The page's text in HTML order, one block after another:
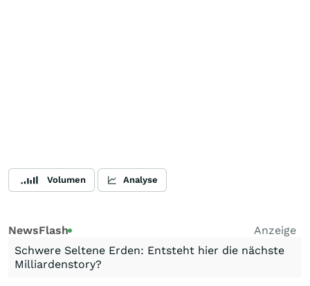
Volumen Analyse
NewsFlash
Anzeige
Schwere Seltene Erden: Entsteht hier die nächste
Milliardenstory?